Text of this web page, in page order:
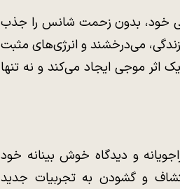
خود، بدون زحمت شانس را جذب
می‌درخشند و انرژی‌های مثبت
اثر موجی ایجاد می‌کند و نه تنها
و دیدگاه خوش بینانه خود
و گشودن به تجربیات جدید